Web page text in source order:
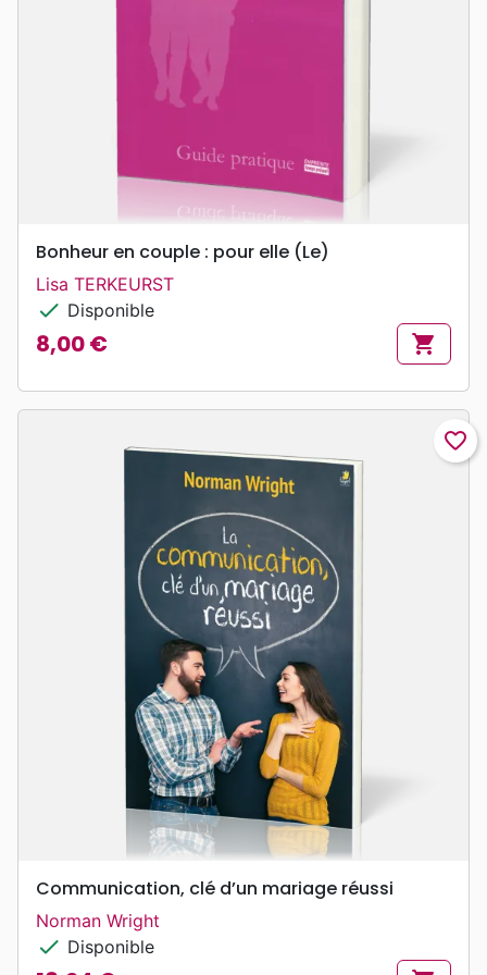
Bonheur en couple : pour elle (Le)
Lisa TERKEURST
check Disponible
Prix
8,00 € shopping_cart
favorite_border
Communication, clé d’un mariage réussi
Norman Wright
check Disponible